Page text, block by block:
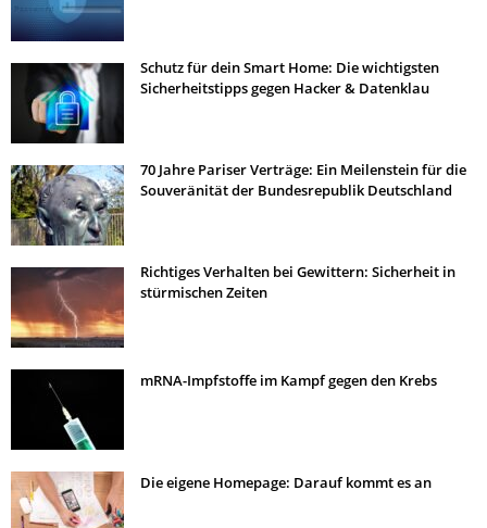
Schutz für dein Smart Home: Die wichtigsten
Sicherheitstipps gegen Hacker & Datenklau
70 Jahre Pariser Verträge: Ein Meilenstein für die
Souveränität der Bundesrepublik Deutschland
Richtiges Verhalten bei Gewittern: Sicherheit in
stürmischen Zeiten
mRNA-Impfstoffe im Kampf gegen den Krebs
Die eigene Homepage: Darauf kommt es an